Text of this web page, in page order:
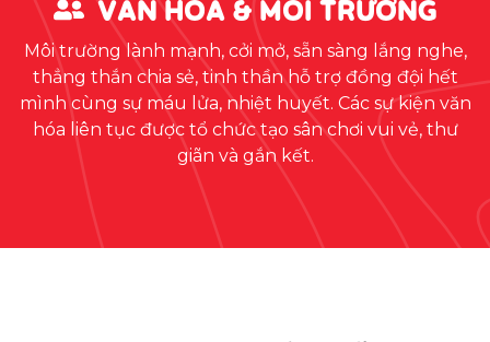
Môi trường lành mạnh, cởi mở, sẵn sàng lắng nghe,
thẳng thắn chia sẻ, tinh thần hỗ trợ đồng đội hết
mình cùng sự máu lửa, nhiệt huyết. Các sự kiện văn
hóa liên tục được tổ chức tạo sân chơi vui vẻ, thư
giãn và gắn kết.